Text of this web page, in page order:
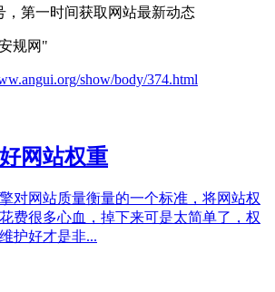
，第一时间获取网站最新动态
规网"
show/body/374.html
网站权重
对网站质量衡量的一个标准，将网站权
费很多心血，掉下来可是太简单了，权
护好才是非...